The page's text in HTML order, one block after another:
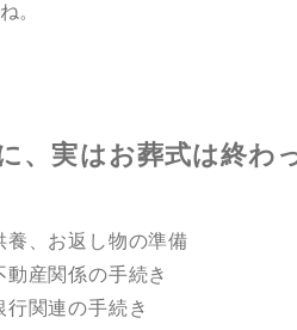
。
、実はお葬式は終わ
養、お返し物の準備
動産関係の手続き
行関連の手続き